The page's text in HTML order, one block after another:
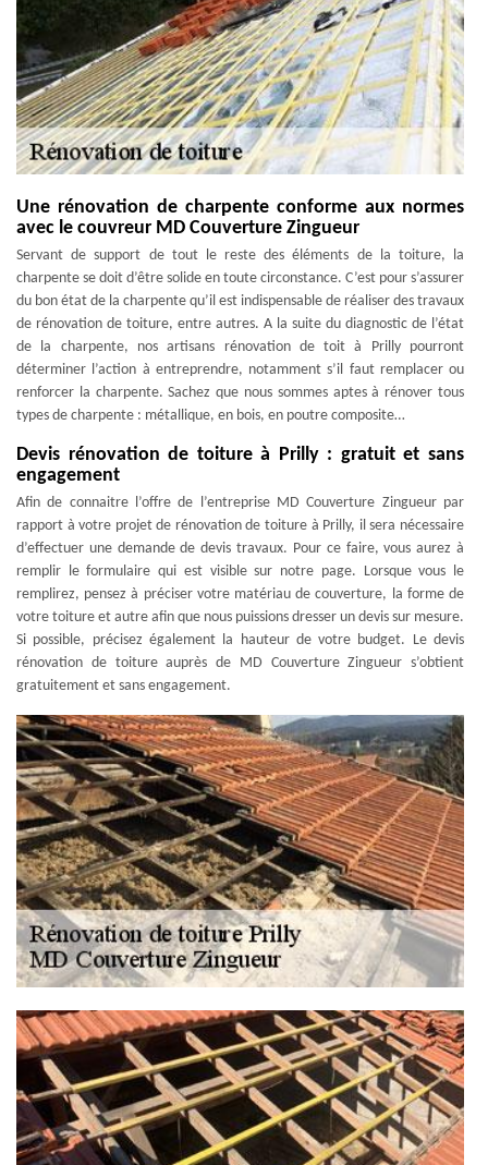
Une rénovation de charpente conforme aux normes
avec le couvreur MD Couverture Zingueur
Servant de support de tout le reste des éléments de la toiture, la
charpente se doit d’être solide en toute circonstance. C’est pour s’assurer
du bon état de la charpente qu’il est indispensable de réaliser des travaux
de rénovation de toiture, entre autres. A la suite du diagnostic de l’état
de la charpente, nos artisans rénovation de toit à Prilly pourront
déterminer l’action à entreprendre, notamment s’il faut remplacer ou
renforcer la charpente. Sachez que nous sommes aptes à rénover tous
types de charpente : métallique, en bois, en poutre composite…
Devis rénovation de toiture à Prilly : gratuit et sans
engagement
Afin de connaitre l’offre de l’entreprise MD Couverture Zingueur par
rapport à votre projet de rénovation de toiture à Prilly, il sera nécessaire
d’effectuer une demande de devis travaux. Pour ce faire, vous aurez à
remplir le formulaire qui est visible sur notre page. Lorsque vous le
remplirez, pensez à préciser votre matériau de couverture, la forme de
votre toiture et autre afin que nous puissions dresser un devis sur mesure.
Si possible, précisez également la hauteur de votre budget. Le devis
rénovation de toiture auprès de MD Couverture Zingueur s’obtient
gratuitement et sans engagement.